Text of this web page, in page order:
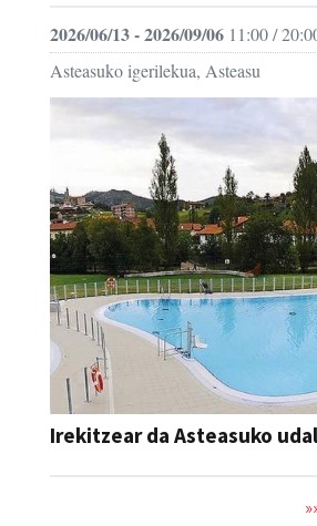
2026/06/13 - 2026/09/06 11:00 /
Asteasuko igerilekua, Asteasu
Irekitzear da Asteasuko